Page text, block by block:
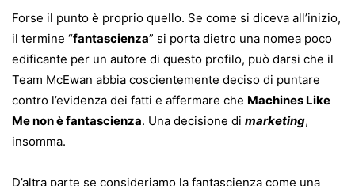
Forse il punto è proprio quello. Se come si diceva all’inizio,
il termine “fantascienza” si porta dietro una nomea poco
edificante per un autore di questo profilo, può darsi che il
Team McEwan abbia coscientemente deciso di puntare
contro l’evidenza dei fatti e affermare che Machines Like
Me non è fantascienza. Una decisione di marketing,
insomma.
D’altra parte se consideriamo la fantascienza come una